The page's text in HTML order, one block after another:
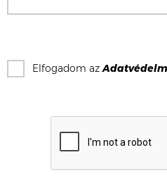
Elfogadom az